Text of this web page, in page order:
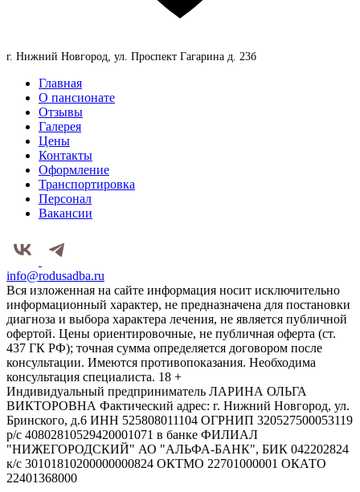
г. Нижний Новгород, ул. Проспект Гагарина д. 23б
Главная
О пансионате
Отзывы
Галерея
Цены
Контакты
Оформление
Транспортировка
Персонал
Вакансии
info@rodusadba.ru
Вся изложенная на сайте информация носит исключительно
информационный характер, не предназначена для постановки
диагноза и выбора характера лечения, не является публичной
офертой. Цены ориентировочные, не публичная оферта (ст.
437 ГК РФ); точная сумма определяется договором после
консультации. Имеются противопоказания. Необходима
консультация специалиста. 18 +
Индивидуальный предприниматель ЛАРИНА ОЛЬГА
ВИКТОРОВНА Фактический адрес: г. Нижний Новгород, ул.
Бринского, д.6 ИНН 525808011104 ОГРНИП 320527500053119
р/с 40802810529420001071 в банке ФИЛИАЛ
"НИЖЕГОРОДСКИЙ" АО "АЛЬФА-БАНК", БИК 042202824
к/с 30101810200000000824 ОКТМО 22701000001 ОКАТО
22401368000